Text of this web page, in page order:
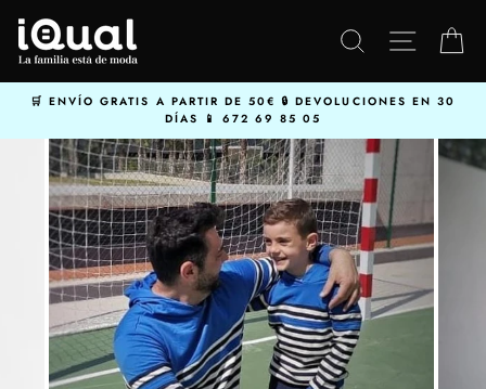
directamente
contenido
BUSCAR
ENVÍO GRATIS A PARTIR DE 50€
DEVOLUCIONES EN 30
DÍAS
672 69 85 05